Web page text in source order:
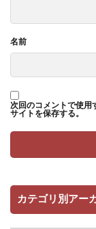
名前
次回のコメントで使用
サイトを保存する。
カテゴリ別アー